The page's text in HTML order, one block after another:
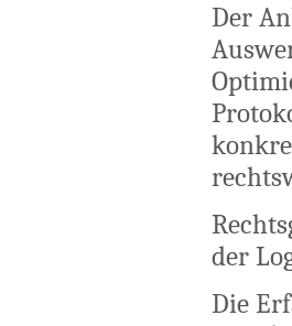
Der
der
Die